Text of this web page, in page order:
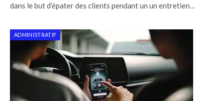
dans le but d’épater des clients pendant un un entretien…
ADMINISTRATIF